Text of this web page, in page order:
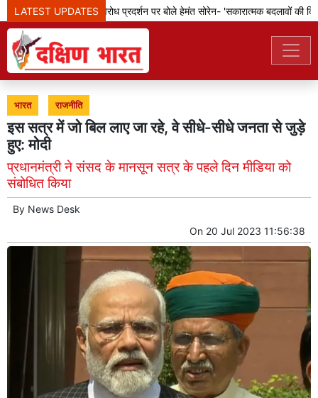
LATEST UPDATES
झारखंड: छात्रों के विरोध प्रदर्शन पर बोले हेमंत सोरेन- 'सकारात्मक बदलावों की
भारत राजनीति
इस सत्र में जो बिल लाए जा रहे, वे सीधे-सीधे जनता से जुड़े
हुए: मोदी
प्रधानमंत्री ने संसद के मानसून सत्र के पहले दिन मीडिया को
संबोधित किया
By News Desk
On 20 Jul 2023 11:56:38